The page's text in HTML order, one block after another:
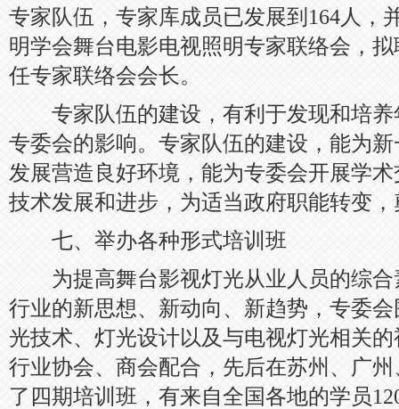
专家队伍，专家库成员已发展到164人，
明学会舞台电影电视照明专家联络会，
任专家联络会会长。
专家队伍的建设，有利于发现和培养
专委会的影响。专家队伍的建设，能为
发展营造良好环境，能为专委会开展学
技术发展和进步，为适当政府职能转变
七、举办各种形式培训班
为提高舞台影视灯光从业人员的综合
行业的新思想、新动向、新趋势，专委
光技术、灯光设计以及与电视灯光相关
行业协会、商会配合，先后在苏州、广
了四期培训班，有来自全国各地的学员